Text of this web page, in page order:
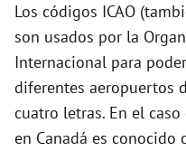
Los códigos ICAO
son usados por la
Internacional para
diferentes aeropuertos
cuatro letras. En el
en Canadá es conocido